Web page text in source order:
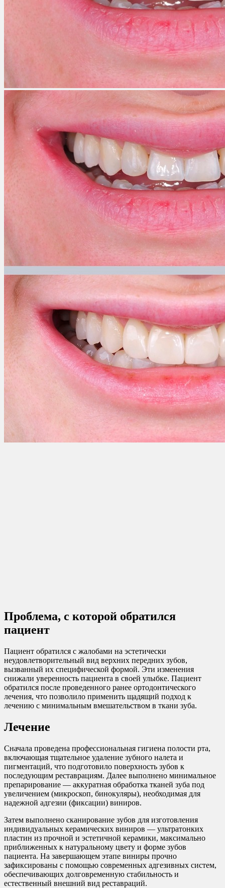
Проблема, с которой обратился
пациент
Пациент обратился с жалобами на эстетически
неудовлетворительный вид верхних передних зубов,
вызванный их специфической формой. Эти изменения
снижали уверенность пациента в своей улыбке. Пациент
обратился после проведенного ранее ортодонтического
лечения, что позволило применить щадящий подход к
лечению с минимальным вмешательством в ткани зуба.
Лечение
Сначала проведена профессиональная гигиена полости рта,
включающая тщательное удаление зубного налета и
пигментаций, что подготовило поверхность зубов к
последующим реставрациям. Далее выполнено минимальное
препарирование — аккуратная обработка тканей зуба под
увеличением (микроскоп, бинокуляры), необходимая для
надежной адгезии (фиксации) виниров.
Затем выполнено сканирование зубов для изготовления
индивидуальных керамических виниров — ультратонких
пластин из прочной и эстетичной керамики, максимально
приближенных к натуральному цвету и форме зубов
пациента. На завершающем этапе виниры прочно
зафиксированы с помощью современных адгезивных систем,
обеспечивающих долговременную стабильность и
естественный внешний вид реставраций.